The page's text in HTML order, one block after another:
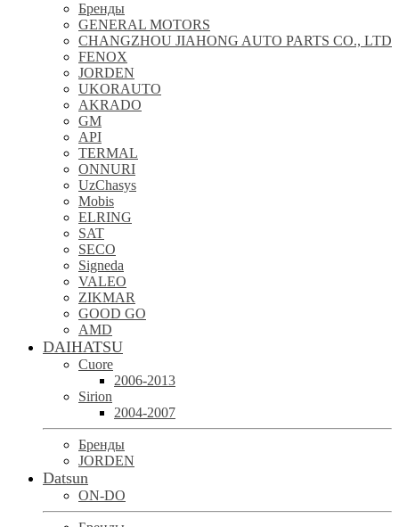
Бренды
GENERAL MOTORS
CHANGZHOU JIAHONG AUTO PARTS CO., LTD
FENOX
JORDEN
UKORAUTO
AKRADO
GM
API
TERMAL
ONNURI
UzChasys
Mobis
ELRING
SAT
SECO
Signeda
VALEO
ZIKMAR
GOOD GO
AMD
DAIHATSU
Cuore
2006-2013
Sirion
2004-2007
Бренды
JORDEN
Datsun
ON-DO